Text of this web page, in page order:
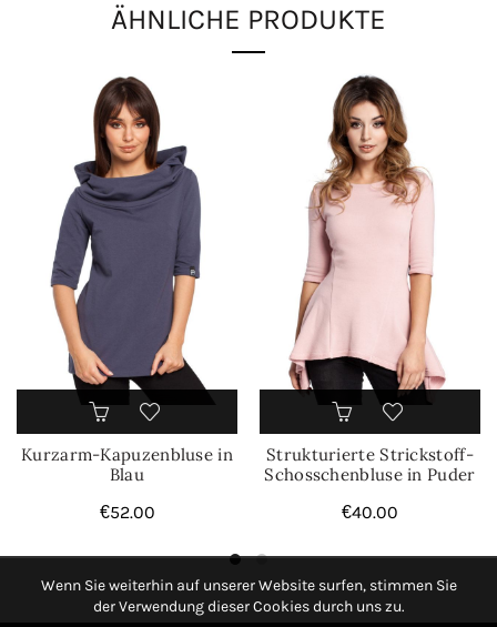
ÄHNLICHE PRODUKTE
Kurzarm-Kapuzenbluse in
Blau
€52.00
Strukturierte Strickstoff-
Schosschenbluse in Puder
€40.00
Wenn Sie weiterhin auf unserer Website surfen, stimmen Sie
der Verwendung dieser Cookies durch uns zu.